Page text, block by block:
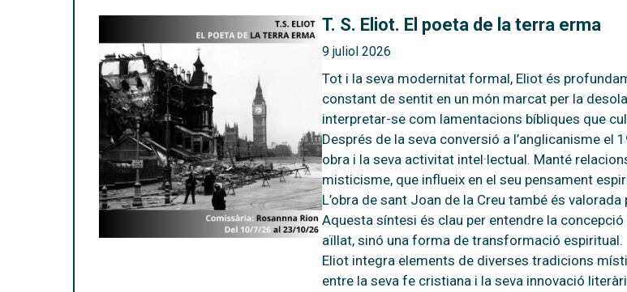
T. S. Eliot. El poeta de la terra erma
9 juliol 2026
Tot i la seva modernitat formal, Eliot és
constant de sentit en un món marcat per la
interpretar-se com lamentacions bíbliques que
Després de la seva conversió a l’anglicanisme el
obra i la seva activitat intel·lectual. Manté
misticisme, que influeix en el seu pensament
L’obra de sant Joan de la Creu també és
Aquesta síntesi és clau per entendre la
aïllat, sinó una forma de transformació espiritual.
Eliot integra elements de diverses tradicions
entre la seva fe cristiana i la seva innovació